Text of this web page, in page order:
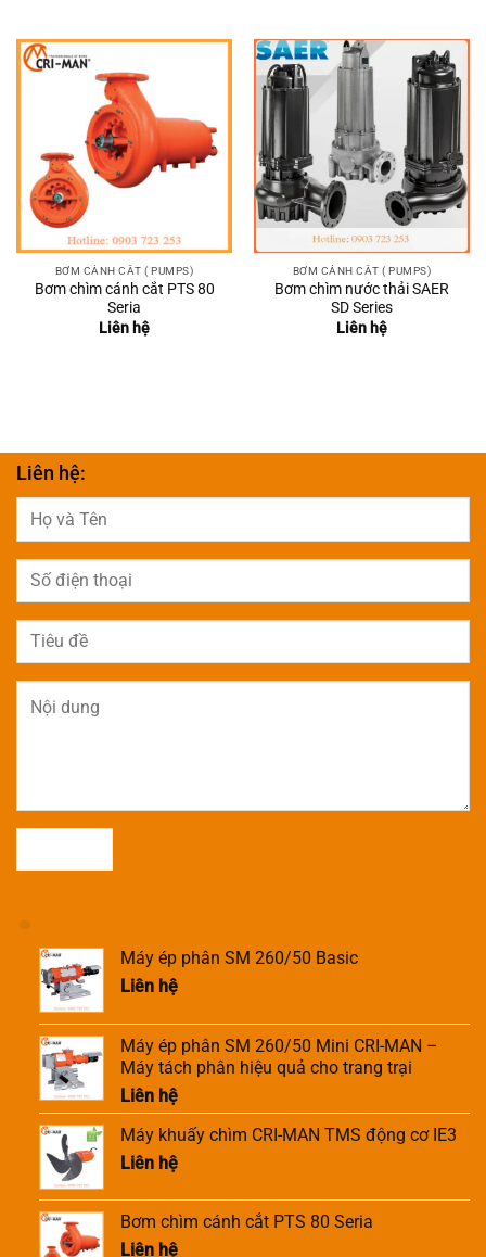
BƠM CÁNH CẮT ( PUMPS)
Bơm chìm cánh cắt PTS 80
Seria
Liên hệ
BƠM CÁNH CẮT ( PUMPS)
Bơm chìm nước thải SAER
SD Series
Liên hệ
Liên hệ:
Máy ép phân SM 260/50 Basic
Liên hệ
Máy ép phân SM 260/50 Mini CRI-MAN –
Máy tách phân hiệu quả cho trang trại
Liên hệ
Máy khuấy chìm CRI-MAN TMS động cơ IE3
Liên hệ
Bơm chìm cánh cắt PTS 80 Seria
Liên hệ